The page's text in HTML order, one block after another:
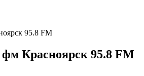
95.8 FM
Красноярск 95.8 FM